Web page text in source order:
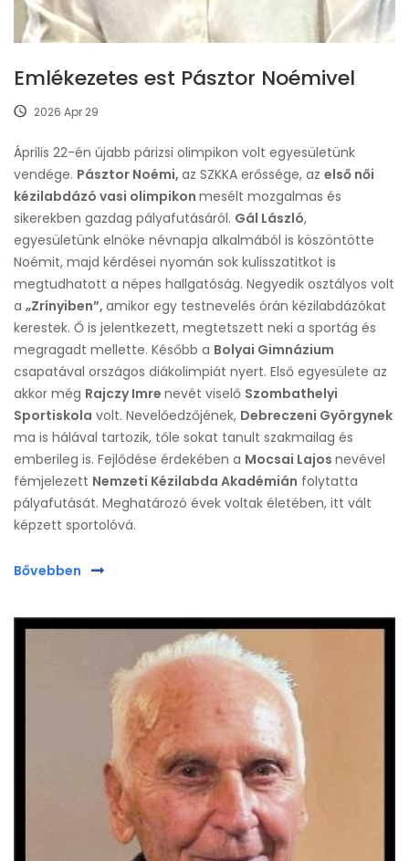
Emlékezetes est Pásztor Noémivel
2026 Apr 29
Április 22-én újabb párizsi olimpikon volt egyesületünk
vendége. Pásztor Noémi, az SZKKA erőssége, az első női
kézilabdázó vasi olimpikon mesélt mozgalmas és
sikerekben gazdag pályafutásáról. Gál László,
egyesületünk elnöke névnapja alkalmából is köszöntötte
Noémit, majd kérdései nyomán sok kulisszatitkot is
megtudhatott a népes hallgatóság. Negyedik osztályos volt
a „Zrínyiben”, amikor egy testnevelés órán kézilabdázókat
kerestek. Ő is jelentkezett, megtetszett neki a sportág és
megragadt mellette. Később a Bolyai Gimnázium
csapatával országos diákolimpiát nyert. Első egyesülete az
akkor még Rajczy Imre nevét viselő Szombathelyi
Sportiskola volt. Nevelőedzőjének, Debreczeni Györgynek
ma is hálával tartozik, tőle sokat tanult szakmailag és
emberileg is. Fejlődése érdekében a Mocsai Lajos nevével
fémjelezett Nemzeti Kézilabda Akadémián folytatta
pályafutását. Meghatározó évek voltak életében, itt vált
képzett sportolóvá.
Bővebben